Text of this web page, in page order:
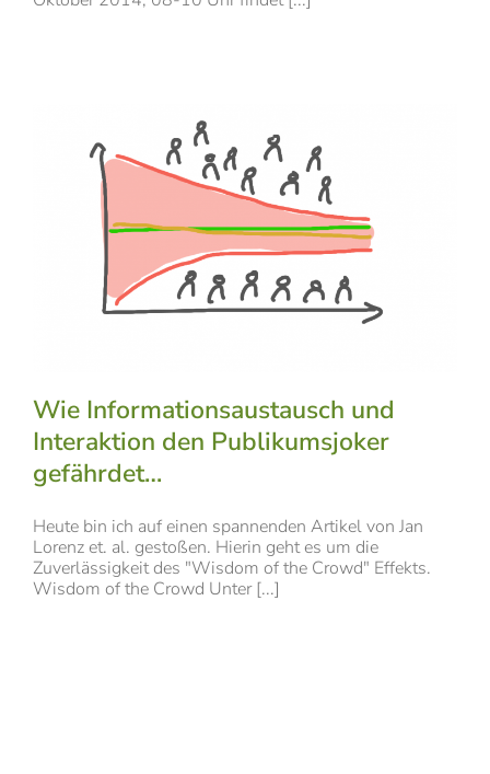
Wie Informationsaustausch und
Interaktion den Publikumsjoker
gefährdet…
Heute bin ich auf einen spannenden Artikel von Jan
Lorenz et. al. gestoßen. Hierin geht es um die
Zuverlässigkeit des "Wisdom of the Crowd" Effekts.
Wisdom of the Crowd Unter [...]